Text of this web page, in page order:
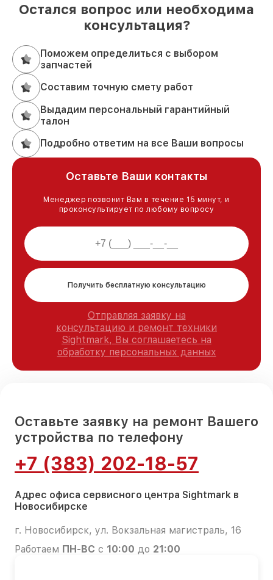
Остался вопрос или необходима
консультация?
Поможем определиться с выбором
запчастей
Составим точную смету работ
Выдадим персональный гарантийный
талон
Подробно ответим на все Ваши вопросы
Оставьте Ваши контакты
Менеджер позвонит Вам в течение 15 минут, и
проконсультирует по любому вопросу
Получить бесплатную консультацию
Отправляя заявку на
консультацию и ремонт техники
Sightmark, Вы соглашаетесь на
обработку персональных данных
Оставьте заявку на ремонт Вашего
устройства по телефону
+7 (383) 202-18-57
Адрес офиса сервисного центра Sightmark в
Новосибирске
г. Новосибирск, ул. Вокзальная магистраль, 16
Работаем ПН-ВС с 10:00 до 21:00